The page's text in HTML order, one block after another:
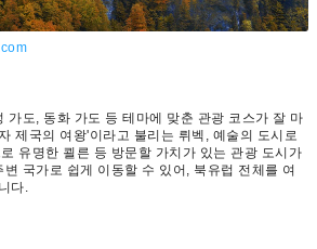
가도, 동화 가도 등 테마에 맞춘 관광 코스가 잘 마
제국의 여왕'이라고 불리는 뤼벡, 예술의 도시로
유명한 쾰른 등 방문할 가치가 있는 관광 도시가
국가로 쉽게 이동할 수 있어, 북유럽 전체를 여
다.